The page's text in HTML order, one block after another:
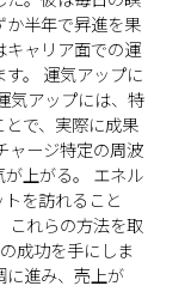
か半年で昇進を果
キャリア面での運
。 運気アップに
気アップには、特
で、実際に成果
ャージ特定の周波
上がる。 エネル
を訪れること
これらの方法を取
成功を手にしま
に進み、売上が